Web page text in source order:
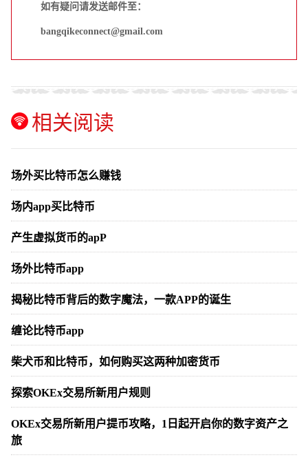
如有疑问请发送邮件至：
bangqikeconnect@gmail.com
相关阅读
场外买比特币怎么赚钱
场内app买比特币
产生虚拟货币的apP
场外比特币app
揭秘比特币背后的数字魔法，一款APP的诞生
缠论比特币app
柴犬币和比特币，如何购买这两种加密货币
探索OKEx交易所新用户规则
OKEx交易所新用户提币攻略，1日起开启你的数字资产之
旅